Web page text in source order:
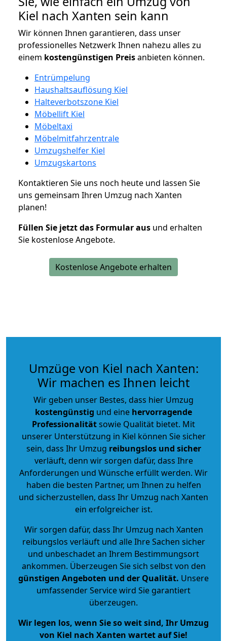
Kiel nach Xanten sein kann
Wir können Ihnen garantieren, dass unser
professionelles Netzwerk Ihnen nahezu alles zu
einem kostengünstigen Preisanbieten können.
Entrümpelung
Haushaltsauflösung Kiel
Halteverbotszone Kiel
Möbellift Kiel
Möbeltaxi
Möbelmitfahrzentrale
Umzugshelfer Kiel
Umzugskartons
Kontaktieren Sie uns noch heute und lassen Sie
uns gemeinsam Ihren Umzug nach Xanten
planen!
Füllen Sie jetzt das Formular aus und erhalten
Sie kostenlose Angebote.
Kostenlose Angebote erhalten
Umzüge von Kiel nach Xanten:
Wir machen es Ihnen leicht
Wir geben unser Bestes, dass hier Umzug
kostengünstig und eine hervorragende
Professionalitätsowie Qualität bietet. Mit
unserer Unterstützung in Kiel können Sie sicher
sein, dass Ihr Umzug reibungslos und sicher
verläuft, denn wir sorgen dafür, dass Ihre
Anforderungen und Wünsche erfüllt werden. Wir
haben die besten Partner, um Ihnen zu helfen
und sicherzustellen, dass Ihr Umzug nach Xanten
ein erfolgreicher ist.
Wir sorgen dafür, dass Ihr Umzug nach Xanten
reibungslos verläuft und alle Ihre Sachen sicher
und unbeschadet an Ihrem Bestimmungsort
ankommen. Überzeugen Sie sich selbst von den
günstigen Angeboten und der Qualität. Unsere
umfassender Service wird Sie garantiert
überzeugen.
Wir legen los, wenn Sie so weit sind, Ihr Umzug
von Kiel nach Xanten wartet auf Sie!